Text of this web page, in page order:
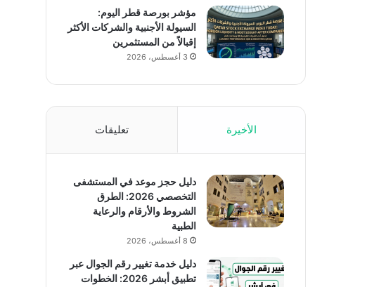
مؤشر بورصة قطر اليوم:
السيولة الأجنبية والشركات الأكثر
إقبالاً من المستثمرين
3 أغسطس، 2026
الأخيرة تعليقات
دليل حجز موعد في المستشفى
التخصصي 2026: الطرق
الشروط والأرقام والرعاية
الطبية
8 أغسطس، 2026
دليل خدمة تغيير رقم الجوال عبر
تطبيق أبشر 2026: الخطوات